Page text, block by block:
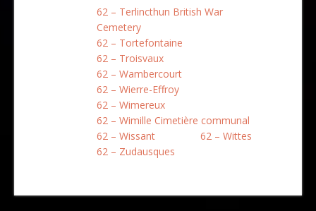
62 – Terlincthun British War
Cemetery
62 – Tortefontaine
62 – Troisvaux
62 – Wambercourt
62 – Wierre-Effroy
62 – Wimereux
62 – Wimille Cimetière communal
62 – Wissant
62 – Wittes
62 – Zudausques